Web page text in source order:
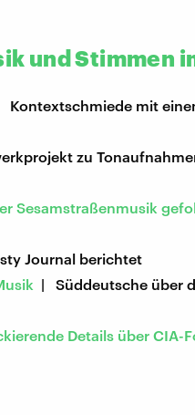
und Stimmen
Kontextschmiede mit
zu
Sesamstraßenmusik
Journal berichtet
| Süddeutsche über
Details über CIA-